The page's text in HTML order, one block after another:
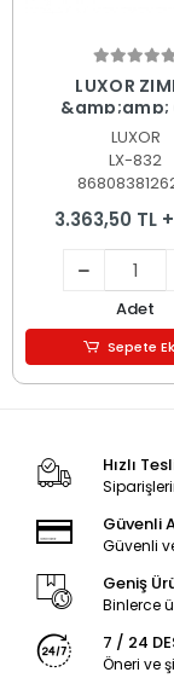
LUXOR
&amp;amp;
LUXOR
LX-832
3.363,50 TL
Adet
Sepete
Hızlı
Güvenli
Güvenli
Geniş
Binlerce
7 / 24
Öneri ve